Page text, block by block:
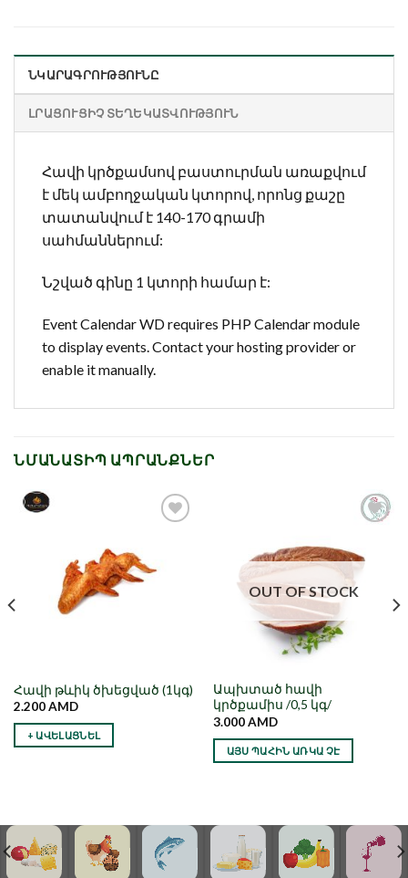
ՆԿԱՐԱԳՐՈՒԹՅՈՒՆԸ
ԼՐԱՑՈՒՑԻՉ ՏԵՂԵԿԱՏՎՈՒԹՅՈՒՆ
Հավի կրծքամսով բաստուրման առաքվում
է մեկ ամբողջական կտորով, որոնց քաշը
տատանվում է 140-170 գրամի
սահմաններում:
Նշված գինը 1 կտորի համար է:
Event Calendar WD requires PHP Calendar module
to display events. Contact your hosting provider or
enable it manually.
ՆՄԱՆԱՏԻՊ ԱՊՐԱՆՔՆԵՐ
նախընտրած
Հավի թևիկ ծխեցված (1կգ)
2.200AMD
+ ԱՎԵԼԱՑՆԵԼ
նախընտրած
OUT OF STOCK
Ապխտած հավի
կրծքամիս /0,5 կգ/
3.000AMD
ԱՅՍ ՊԱՀԻՆ ԱՌԿԱ ՉԷ